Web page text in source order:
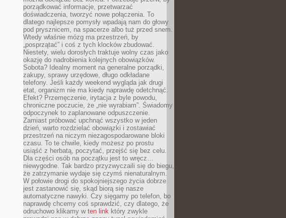
porządkować informacje, przetwarzać
doświadczenia, tworzyć nowe połączenia. To
dlatego najlepsze pomysły wpadają nam do głowy
pod prysznicem, na spacerze albo tuż przed snem.
Wtedy właśnie mózg ma przestrzeń, by
„posprzątać” i coś z tych klocków zbudować.
Niestety, wielu dorosłych traktuje wolny czas jako
okazję do nadrobienia kolejnych obowiązków.
Sobota? Idealny moment na generalne porządki,
zakupy, sprawy urzędowe, długo odkładane
telefony. Jeśli każdy weekend wygląda jak drugi
etat, organizm nie ma kiedy naprawdę odetchnąć.
Efekt? Przemęczenie, irytacja z byle powodu,
chroniczne poczucie, że „nie wyrabiam”. Świadomy
odpoczynek to zaplanowane odpuszczenie.
Zamiast próbować upchnąć wszystko w jeden
dzień, warto rozdzielać obowiązki i zostawiać
przestrzeń na niczym niezagospodarowane bloki
czasu. To te chwile, kiedy możesz po prostu
usiąść z herbatą, poczytać, przejść się bez celu.
Dla części osób na początku jest to wręcz…
niewygodne. Tak bardzo przyzwyczaili się do biegu,
że zatrzymanie wydaje się czymś nienaturalnym.
W połowie drogi do spokojniejszego życia dobrze
jest zastanowić się, skąd biorą się nasze
automatyczne nawyki. Czy sięgamy po telefon, bo
naprawdę chcemy coś sprawdzić, czy dlatego, że
odruchowo klikamy w ten link który zwykle